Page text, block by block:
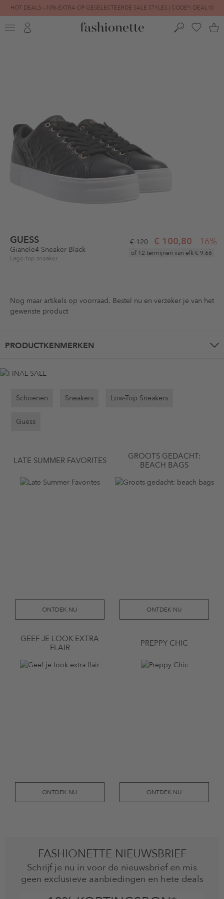
HOT DEALS: -10% EXTRA OP GESELECTEERDE SALE STYLES | CODE*: DEAL10
FINAL SALE | TOT -80% GEREDUCEERD
GUESS
Gianele4 Sneaker Black
Lage-top sneaker
€ 120 € 100,80 -16%
of 12 termijnen van elk€ 9,66
Nog maar artikels op voorraad. Bestel nu en verzeker je van het
gewenste product
PRODUCTKENMERKEN
Schoenen Sneakers Low-Top Sneakers
Guess
LATE SUMMER FAVORITES
ONTDEK NU
GROOTS GEDACHT:
BEACH BAGS
ONTDEK NU
GEEF JE LOOK EXTRA
FLAIR
ONTDEK NU
PREPPY CHIC
ONTDEK NU
FASHIONETTE NIEUWSBRIEF
Schrijf je nu in voor de nieuwsbrief en mis
geen exclusieve aanbiedingen en hete deals